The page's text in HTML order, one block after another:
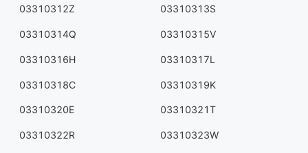
03310312Z 03310313S
03310314Q 03310315V
03310316H 03310317L
03310318C 03310319K
03310320E 03310321T
03310322R 03310323W